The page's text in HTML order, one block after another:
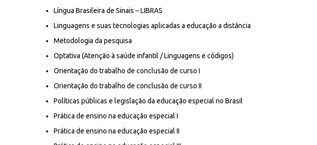
Língua Brasileira de Sinais – LIBRAS
Linguagens e suas tecnologias aplicadas a educação a distância
Metodologia da pesquisa
Optativa (Atenção à saúde infantil / Linguagens e códigos)
Orientação do trabalho de conclusão de curso I
Orientação do trabalho de conclusão de curso II
Políticas públicas e legislação da educação especial no Brasil
Prática de ensino na educação especial I
Prática de ensino na educação especial II